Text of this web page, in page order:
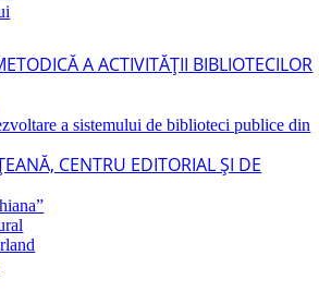
A ACTIVITĂŢII BIBLIOTECILOR
a sistemului de biblioteci publice din
CENTRU EDITORIAL ŞI DE